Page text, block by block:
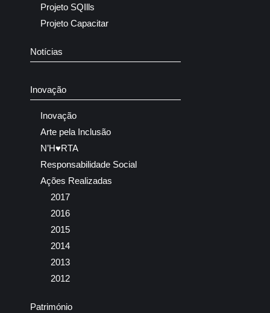
Projeto SQIlls
Projeto Capacitar
Notícias
Inovação
Inovação
Arte pela Inclusão
N’H♥RTA
Responsabilidade Social
Ações Realizadas
2017
2016
2015
2014
2013
2012
Património